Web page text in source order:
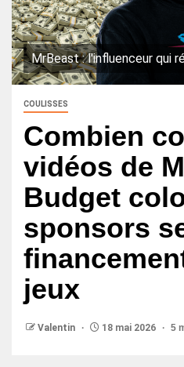
MrBeast : l'influenceur qui
COULISSES
Combien
vidéos de
Budget
sponsors
jeux
Valentin 18 mai 2026 5